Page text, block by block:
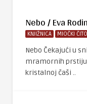
Nebo / Eva
KNJIŽNICA MIOČKI
Nebo Čekajući u
mramornih
kristalnoj čaši ..